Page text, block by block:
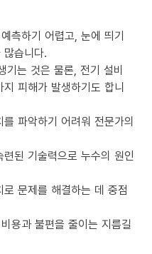
측하기 어렵고, 눈에 띄기
습니다.
기는 것은 물론, 전기 설비
피해가 발생하기도 합니
파악하기 어려워 전문가의
된 기술력으로 누수의 원인
문제를 해결하는 데 중점
용과 불편을 줄이는 지름길